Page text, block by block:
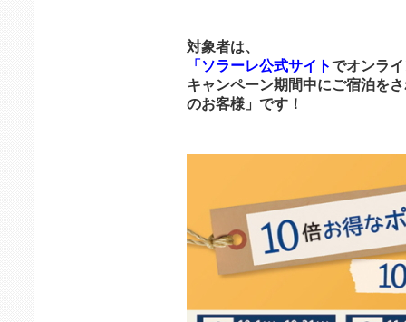
対象者は、
「ソラーレ公式サイトでオンラ
キャンペーン期間中にご宿泊を
のお客様」です！